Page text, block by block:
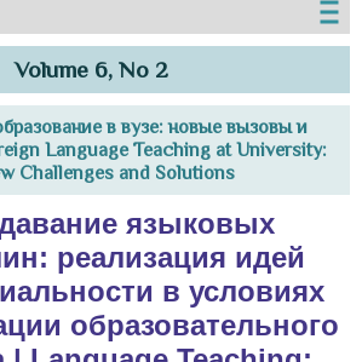
Volume 6, No 2
в вузе: новые вызовы и
Language Teaching at University:
Challenges and Solutions
языковых
реализация идей
в условиях
образовательного